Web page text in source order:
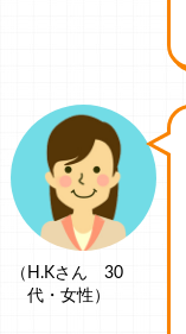
（H.Kさん 30
代・女性）